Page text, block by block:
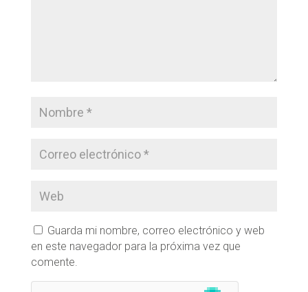
Guarda mi nombre, correo electrónico y web
en este navegador para la próxima vez que
comente.